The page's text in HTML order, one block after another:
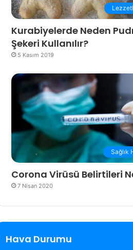
Kurabiyelerde Neden
Şekeri Kullanılır?
5 Kasım 2019
Sağlık
Corona Virüsü Belirtileri
7 Nisan 2020
Hava Durumu